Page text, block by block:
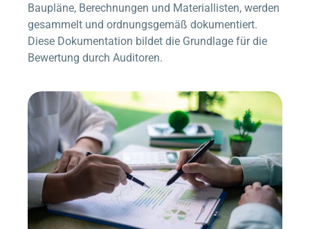
Baupläne, Berechnungen und Materiallisten, werden
gesammelt und ordnungsgemäß dokumentiert.
Diese Dokumentation bildet die Grundlage für die
Bewertung durch Auditoren.